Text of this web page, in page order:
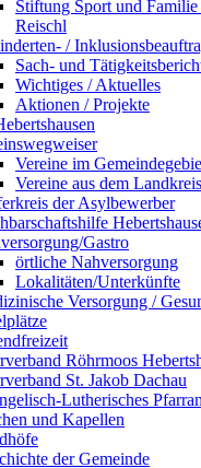
Stiftung Sport und
Reischl
/
Sach- und
Wichtiges / Aktuelles
Aktionen / Projekte
Vereine im
Vereine aus dem Landkreis
der Asylbewerber
Gastro
örtliche Nahversorgung
Lokalitäten/Unterkünfte
Versorgung /
Röhrmoos
St. Jakob Dachau
Lutherisches
und Kapellen
der Gemeinde